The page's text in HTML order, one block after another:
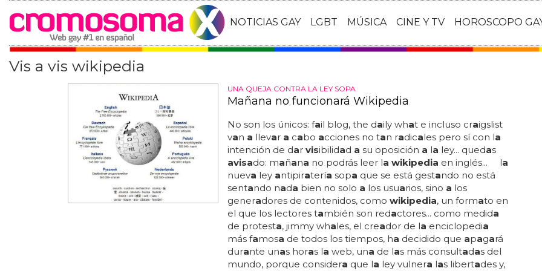
NOTICIAS GAY LGBT MÚSICA CINE Y TV HOROSCOPO
Vis a vis wikipedia
UNA QUEJA CONTRA LA LEY SOPA
Mañana no funcionará Wikipedia
No son los únicos: fail blog, the daily what e incluso craigslist
van a llevar a cabo acciones no tan radicales pero sí con la
intención de dar visibilidad a su oposición a la ley... quedas
avisado: mañana no podrás leer la wikipedia en inglés... la
nueva ley antipiratería sopa que se está gestando no está
sentando nada bien no solo a los usuarios, sino a los
generadores de contenidos, como wikipedia, un formato en
el que los lectores también son redactores... como medida
de protesta, jimmy whales, el creador de la enciclopedia
más famosa de todos los tiempos, ha decidido que apagará
durante unas horas la web, una de las más consultadas del
mundo, porque considera que la ley vulnera las libertades y,